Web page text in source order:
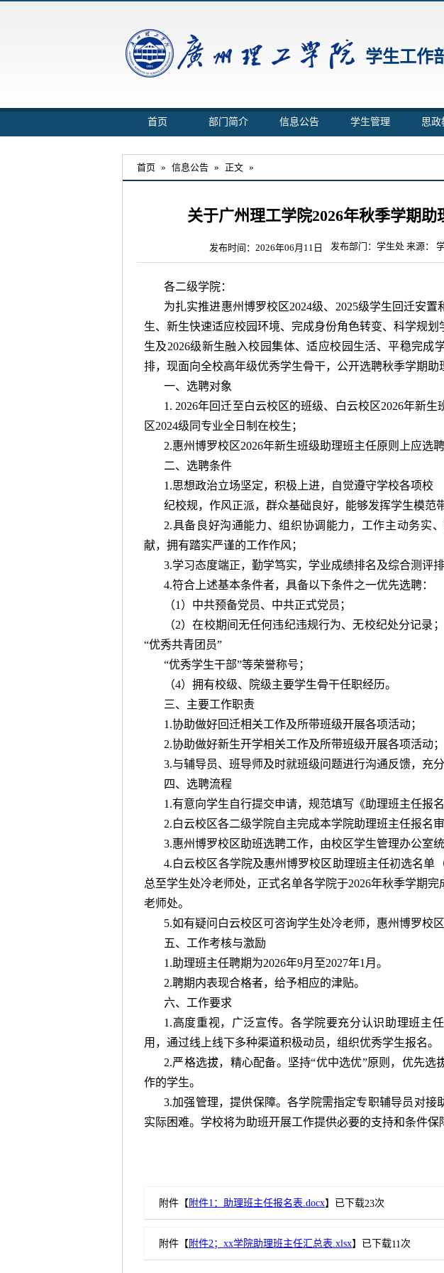
学生工作
首页 部门简介 信息公告 学生管理 思政
首页 » 信息公告 » 正文 »
关于广州理工学院2026年秋季学期助
发布时间：2026年06月11日 发布部门：学生处 来源：
各二级学院：
为扎实推进惠州博罗校区2024级、2025级学生回迁安
生、新生快速适应校园环境、完成身份角色转变、科学规
生及2026级新生融入校园集体、适应校园生活、平稳完成
排，现面向全校高年级优秀学生骨干，公开选聘秋季学期助
一、选聘对象
1. 2026年回迁至白云校区的班级、白云校区2026年新
区2024级同专业全日制在校生；
2.惠州博罗校区2026年新生班级助理班主任原则上应选
二、选聘条件
1.思想政治立场坚定，积极上进，自觉遵守学校各项校
纪校规，作风正派，群众基础良好，能够发挥学生模范
2.具备良好沟通能力、组织协调能力，工作主动务实
献，拥有踏实严谨的工作作风；
3.学习态度端正，勤学笃实，学业成绩排名及综合测评
4.符合上述基本条件者，具备以下条件之一优先选聘：
（1）中共预备党员、中共正式党员；
（2）在校期间无任何违纪违规行为、无校纪处分记录
“优秀共青团员”
“优秀学生干部”等荣誉称号；
（4）拥有校级、院级主要学生骨干任职经历。
三、主要工作职责
1.协助做好回迁相关工作及所带班级开展各项活动；
2.协助做好新生开学相关工作及所带班级开展各项活动；
3.与辅导员、班导师及时就班级问题进行沟通反馈，充
四、选聘流程
1.有意向学生自行提交申请，规范填写《助理班主任报名
2.白云校区各二级学院自主完成本学院助理班主任报名
3.惠州博罗校区助班选聘工作，由校区学生管理办公室统
4.白云校区各学院及惠州博罗校区助理班主任初选名单
总至学生处冷老师处，正式名单各学院于2026年秋季学期
老师处。
5.如有疑问白云校区可咨询学生处冷老师，惠州博罗校
五、工作考核与激励
1.助理班主任聘期为2026年9月至2027年1月。
2.聘期内表现合格者，给予相应的津贴。
六、工作要求
1.高度重视，广泛宣传。各学院要充分认识助理班主
用，通过线上线下多种渠道积极动员，组织优秀学生报名。
2.严格选拔，精心配备。坚持“优中选优”原则，优先选
作的学生。
3.加强管理，提供保障。各学院需指定专职辅导员对接
实际困难。学校将为助班开展工作提供必要的支持和条件保
附件【附件1：助理班主任报名表.docx】已下载23次
附件【附件2；xx学院助理班主任汇总表.xlsx】已下载11 次